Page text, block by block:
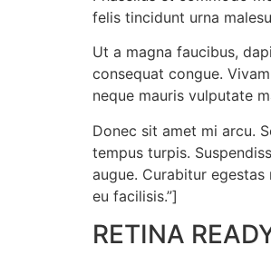
felis tincidunt urna
Ut a magna faucibus,
consequat congue.
neque mauris vulputate
Donec sit amet mi arcu.
tempus turpis.
augue. Curabitur
eu facilisis.”]
RETINA